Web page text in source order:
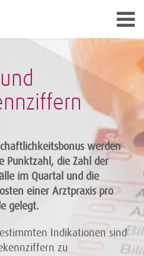
werden
Punktzahl, die Zahl der
im Quartal und die
einer Arztpraxis pro
gelegt.
Indikationen sind
zu